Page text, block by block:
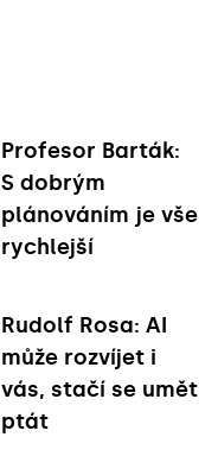
Profesor Barták:
S dobrým
plánováním je vše
rychlejší
Rudolf Rosa: AI
může rozvíjet i
vás, stačí se umět
ptát